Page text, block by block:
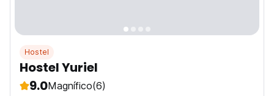
Hostel
Hostel Yuriel
9.0Magnífico(6)